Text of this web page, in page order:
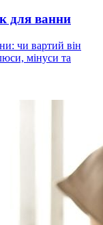
для ванни
чи вартий він
мінуси та